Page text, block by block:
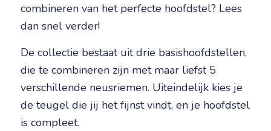
combineren van het perfecte hoofdstel? Lees
dan snel verder!
De collectie bestaat uit drie basishoofdstellen,
die te combineren zijn met maar liefst 5
verschillende neusriemen. Uiteindelijk kies je
de teugel die jij het fijnst vindt, en je hoofdstel
is compleet.